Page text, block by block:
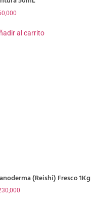
al carrito
(Reishi) Fresco 1Kg